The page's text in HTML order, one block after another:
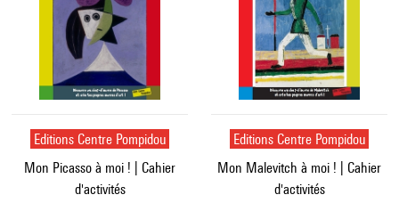
Editions Centre Pompidou
Mon Picasso à moi ! | Cahier
d'activités
Editions Centre Pompidou
Mon Malevitch à moi ! | Cahier
d'activités